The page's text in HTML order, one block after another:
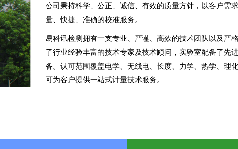
公司秉持科学、公正、诚信、有效的质量方针，以客户需
量、快捷、准确的校准服务。
易科讯检测拥有一支专业、严谨、高效的技术团队以及严
了行业经验丰富的技术专家及技术顾问，实验室配备了先
备。认可范围覆盖电学、无线电、长度、力学、热学、理
可为客户提供一站式计量技术服务。